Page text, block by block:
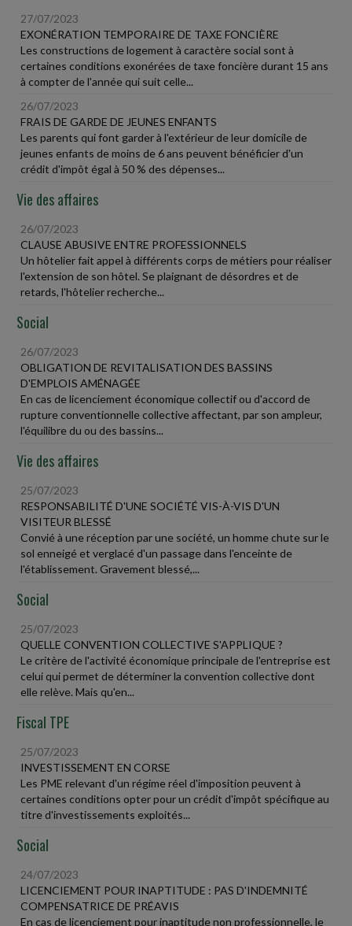
27/07/2023
EXONÉRATION TEMPORAIRE DE TAXE FONCIÈRE
Les constructions de logement à caractère social sont à
certaines conditions exonérées de taxe foncière durant 15 ans
à compter de l'année qui suit celle...
26/07/2023
FRAIS DE GARDE DE JEUNES ENFANTS
Les parents qui font garder à l'extérieur de leur domicile de
jeunes enfants de moins de 6 ans peuvent bénéficier d'un
crédit d'impôt égal à 50 % des dépenses...
Vie des affaires
26/07/2023
CLAUSE ABUSIVE ENTRE PROFESSIONNELS
Un hôtelier fait appel à différents corps de métiers pour réaliser
l'extension de son hôtel. Se plaignant de désordres et de
retards, l'hôtelier recherche...
Social
26/07/2023
OBLIGATION DE REVITALISATION DES BASSINS
D'EMPLOIS AMÉNAGÉE
En cas de licenciement économique collectif ou d'accord de
rupture conventionnelle collective affectant, par son ampleur,
l'équilibre du ou des bassins...
Vie des affaires
25/07/2023
RESPONSABILITÉ D'UNE SOCIÉTÉ VIS-À-VIS D'UN
VISITEUR BLESSÉ
Convié à une réception par une société, un homme chute sur le
sol enneigé et verglacé d'un passage dans l'enceinte de
l'établissement. Gravement blessé,...
Social
25/07/2023
QUELLE CONVENTION COLLECTIVE S'APPLIQUE ?
Le critère de l'activité économique principale de l'entreprise est
celui qui permet de déterminer la convention collective dont
elle relève. Mais qu'en...
Fiscal TPE
25/07/2023
INVESTISSEMENT EN CORSE
Les PME relevant d'un régime réel d'imposition peuvent à
certaines conditions opter pour un crédit d'impôt spécifique au
titre d'investissements exploités...
Social
24/07/2023
LICENCIEMENT POUR INAPTITUDE : PAS D'INDEMNITÉ
COMPENSATRICE DE PRÉAVIS
En cas de licenciement pour inaptitude non professionnelle, le